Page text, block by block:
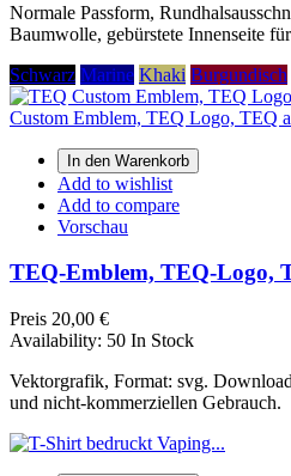
Normale Passform,
Baumwolle, gebürstete Innenseite
Schwarz Marine Khaki Burgundisch
In den Warenkorb
Add to wishlist
Add to compare
Vorschau
TEQ-Emblem, TEQ-Logo,
Preis 20,00 €
Availability: 50 In Stock
Vektorgrafik, Format: svg.
und nicht-kommerziellen Gebrauch.